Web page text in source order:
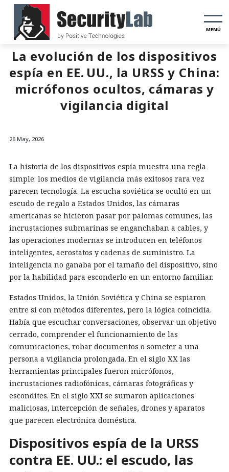
MENÚ
La evolución de los dispositivos
espía en EE. UU., la URSS y China:
micrófonos ocultos, cámaras y
vigilancia digital
26 May, 2026
La historia de los dispositivos espía muestra una regla
simple: los medios de vigilancia más exitosos rara vez
parecen tecnología. La escucha soviética se ocultó en un
escudo de regalo a Estados Unidos, las cámaras
americanas se hicieron pasar por palomas comunes, las
incrustaciones submarinas se enganchaban a cables, y
las operaciones modernas se introducen en teléfonos
inteligentes, aerostatos y cadenas de suministro. La
inteligencia no ganaba por el tamaño del dispositivo, sino
por la habilidad para esconderlo en un entorno familiar.
Estados Unidos, la Unión Soviética y China se espiaron
entre sí con métodos diferentes, pero la lógica coincidía.
Había que escuchar conversaciones, observar un objetivo
cerrado, comprender el funcionamiento de las
comunicaciones, robar documentos o someter a una
persona a vigilancia prolongada. En el siglo XX las
herramientas principales fueron micrófonos,
incrustaciones radiofónicas, cámaras fotográficas y
escondites. En el siglo XXI se sumaron aplicaciones
maliciosas, intercepción de señales, drones y aparatos
que parecen electrónica doméstica.
Dispositivos espía de la URSS
contra EE. UU.: el escudo, las